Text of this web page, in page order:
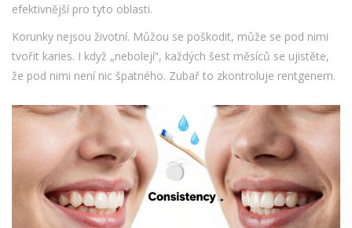
efektivnější pro tyto oblasti.
Korunky nejsou životní. Můžou se poškodit, může se pod nimi
tvořit karies. I když „nebolejí“, každých šest měsíců se ujistěte,
že pod nimi není nic špatného. Zubař to zkontroluje rentgenem.